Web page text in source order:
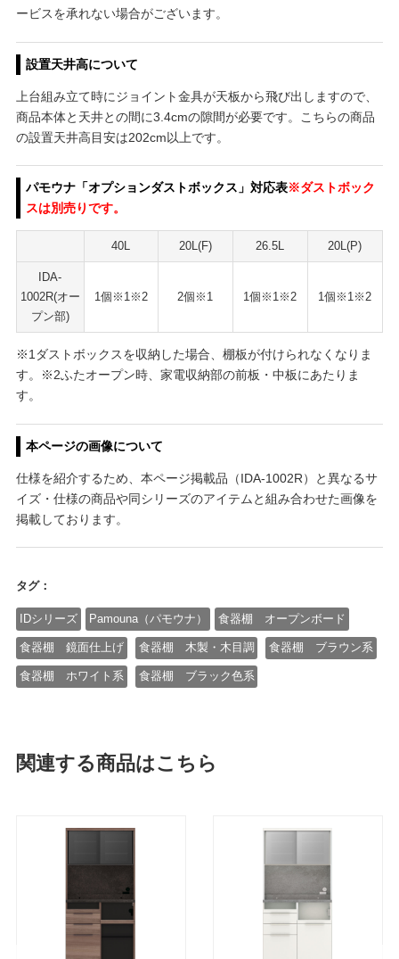
ービスを承れない場合がございます。
設置天井高について
上台組み立て時にジョイント金具が天板から飛び出しますので、
商品本体と天井との間に3.4cmの隙間が必要です。こちらの商品
の設置天井高目安は202cm以上です。
パモウナ「オプションダストボックス」対応表※ダストボック
スは別売りです。
40L 20L(F) 26.5L 20L(P)
IDA-
1002R(オー
プン部)
1個※1※2 2個※1 1個※1※2 1個※1※2
※1ダストボックスを収納した場合、棚板が付けられなくなりま
す。※2ふたオープン時、家電収納部の前板・中板にあたりま
す。
本ページの画像について
仕様を紹介するため、本ページ掲載品（IDA-1002R）と異なるサ
イズ・仕様の商品や同シリーズのアイテムと組み合わせた画像を
掲載しております。
タグ：
IDシリーズ Pamouna（パモウナ） 食器棚 オープンボード
食器棚 鏡面仕上げ 食器棚 木製・木目調 食器棚 ブラウン系
食器棚 ホワイト系 食器棚 ブラック色系
関連する商品はこちら